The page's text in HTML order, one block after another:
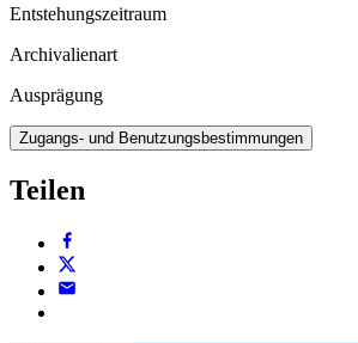
Entstehungszeitraum
Archivalienart
Ausprägung
Zugangs- und Benutzungsbestimmungen
Teilen